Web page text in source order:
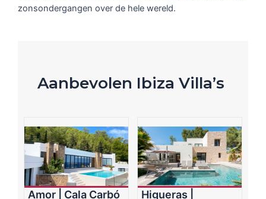
zonsondergangen over de hele wereld.
Aanbevolen Ibiza Villa’s
Amor | Cala Carbó
Higueras |